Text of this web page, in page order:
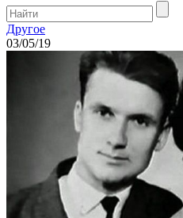
Другое
03/05/19